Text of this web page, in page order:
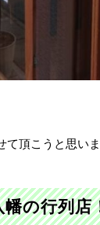
頂こうと思いま
の行列